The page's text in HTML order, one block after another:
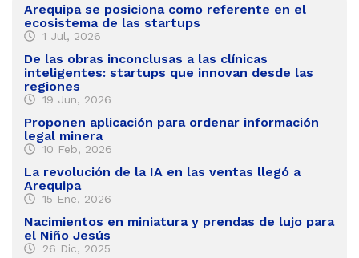
Arequipa se posiciona como referente en el
ecosistema de las startups
1 Jul, 2026
De las obras inconclusas a las clínicas
inteligentes: startups que innovan desde las
regiones
19 Jun, 2026
Proponen aplicación para ordenar información
legal minera
10 Feb, 2026
La revolución de la IA en las ventas llegó a
Arequipa
15 Ene, 2026
Nacimientos en miniatura y prendas de lujo para
el Niño Jesús
26 Dic, 2025